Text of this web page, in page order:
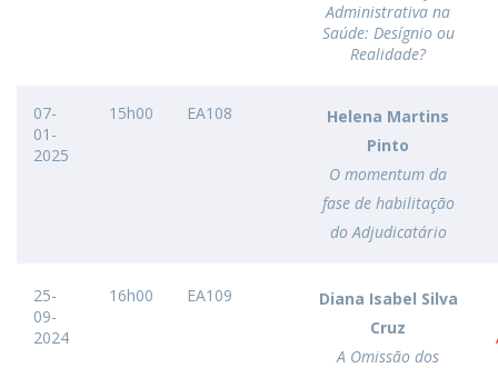
Administrativa na
Saúde: Desígnio ou
Realidade?
07-
01-
2025
15h00 EA108
Helena Martins
Pinto
O momentum da
fase de habilitação
do Adjudicatário
25-
09-
2024
16h00 EA109
Diana Isabel Silva
Cruz
A Omissão dos